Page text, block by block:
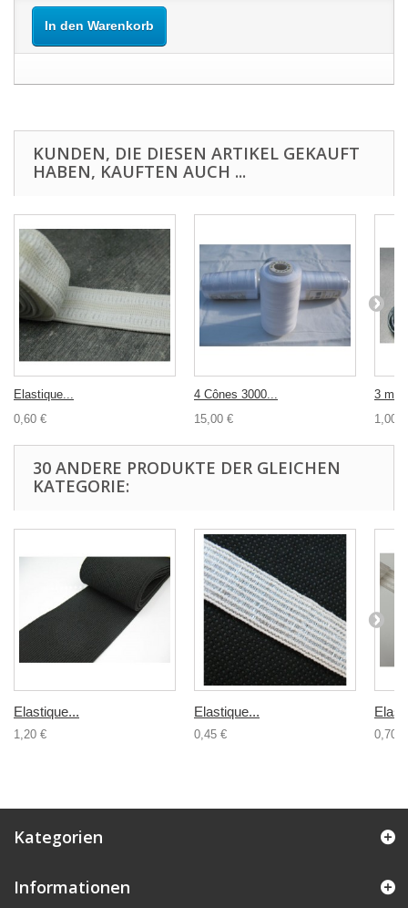
In den Warenkorb
KUNDEN, DIE DIESEN ARTIKEL GEKAUFT
HABEN, KAUFTEN AUCH ...
Elastique...
0,60 €
4 Cônes 3000...
15,00 €
3 m
1,00 €
30 ANDERE PRODUKTE DER GLEICHEN
KATEGORIE:
Elastique...
1,20 €
Elastique...
0,45 € 0,70 €
Kategorien
Informationen